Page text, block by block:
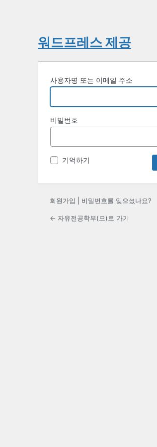
워드프레스 제공
사용자명 또는 이메일 주소
비밀번호
기억하기
회원가입 비밀번호를 잊으셨나요?
← 자유전공학부(으)로 가기